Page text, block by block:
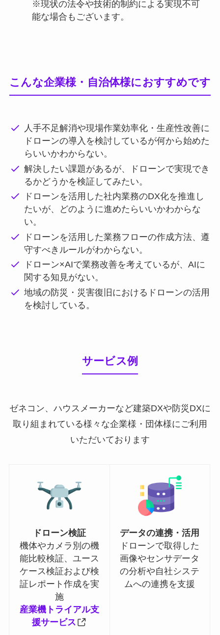
※現状の法令や技術的制約による実現不可
能な場合もございます。
こんな企業様・自治体様におすすめです
人手不足解消や現場作業効率化・生産性改善に
ドローンの導入を検討しているが何から始めた
らいいかわからない。
解決したい課題があるが、ドローンで実現でき
るかどうかを検証してみたい。
ドローンを活用した社内業務のDX化を推進し
たいが、どのように進めたらいいかわからな
い。
ドローンを活用した業務フローの作成方法、遵
守すべきルールがわからない。
ドローン×AIで業務改善を考えているが、AIに
関する知見がない。
地域の防災・災害復旧におけるドローンの活用
を検討している。
サービス例
ゼネコン、ハウスメーカーなど建築DXや防災DXに
取り組まれている様々な企業様・団体様にご利用
いただいております
ドローン検証
機体やカメラ別の機
能比較検証、ユース
ケース検証および検
証レポート作成を実
施
産業機トライアル支
援サービス
データの連携・活用
ドローンで取得した
画像やセンサデータ
の分析や自社システ
ムへの連携を支援